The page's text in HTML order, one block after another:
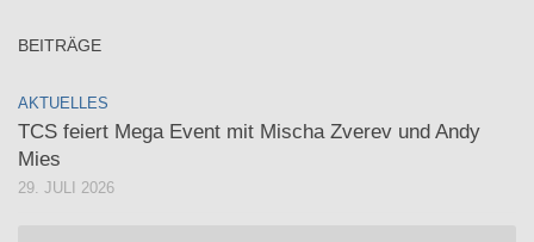
BEITRÄGE
AKTUELLES
TCS feiert Mega Event mit Mischa Zverev und Andy
Mies
29. JULI 2026